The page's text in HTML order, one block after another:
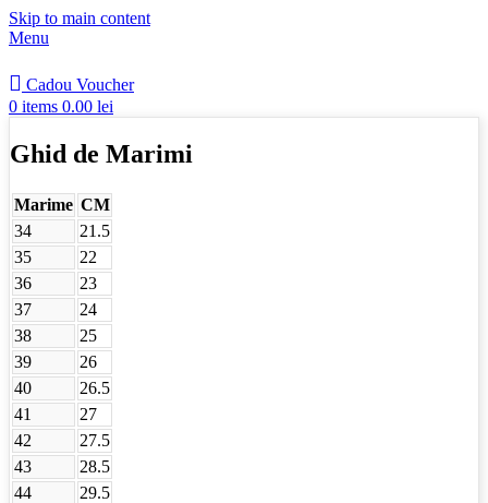
Skip to main content
Menu
Cadou Voucher
0 items 0.00 lei
Ghid de Marimi
Marime CM
34
21.5
35
22
36
23
37
24
38
25
39
26
40
26.5
41
27
42
27.5
43
28.5
44
29.5